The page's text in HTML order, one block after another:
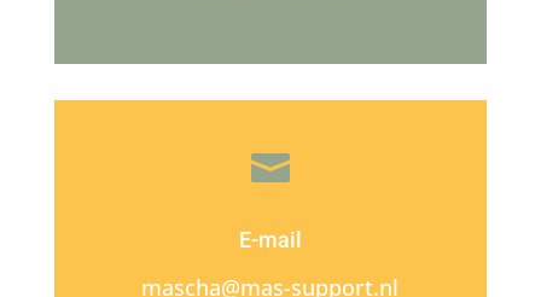

E-mail
mascha@mas-support.nl